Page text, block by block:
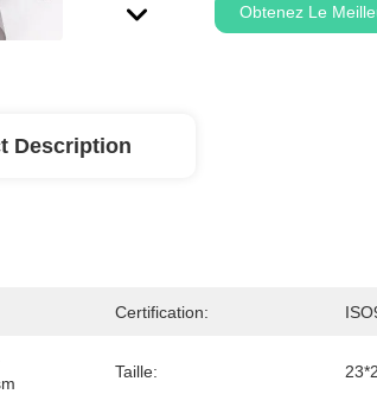
Obtenez Le
Description
Certification:
Taille: